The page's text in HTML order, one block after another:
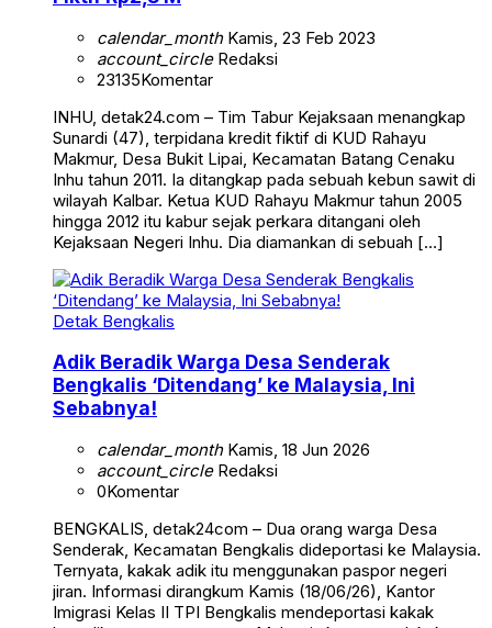
calendar_monthKamis, 23 Feb 2023
account_circleRedaksi
23135Komentar
INHU, detak24.com – Tim Tabur Kejaksaan menangkap
Sunardi (47), terpidana kredit fiktif di KUD Rahayu
Makmur, Desa Bukit Lipai, Kecamatan Batang Cenaku
Inhu tahun 2011. Ia ditangkap pada sebuah kebun sawit di
wilayah Kalbar. Ketua KUD Rahayu Makmur tahun 2005
hingga 2012 itu kabur sejak perkara ditangani oleh
Kejaksaan Negeri Inhu. Dia diamankan di sebuah […]
Detak Bengkalis
Adik Beradik Warga Desa Senderak
Bengkalis ‘Ditendang’ ke Malaysia, Ini
Sebabnya!
calendar_monthKamis, 18 Jun 2026
account_circleRedaksi
0Komentar
BENGKALIS, detak24com – Dua orang warga Desa
Senderak, Kecamatan Bengkalis dideportasi ke Malaysia.
Ternyata, kakak adik itu menggunakan paspor negeri
jiran. Informasi dirangkum Kamis (18/06/26), Kantor
Imigrasi Kelas II TPI Bengkalis mendeportasi kakak